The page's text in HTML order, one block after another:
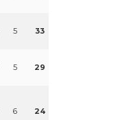
5 33
5 29
6 24